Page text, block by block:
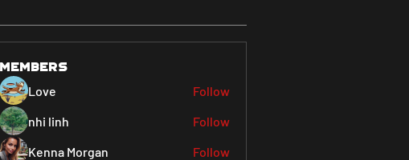
Members
Love
Follow
nhi linh
Follow
Kenna Morgan
Follow